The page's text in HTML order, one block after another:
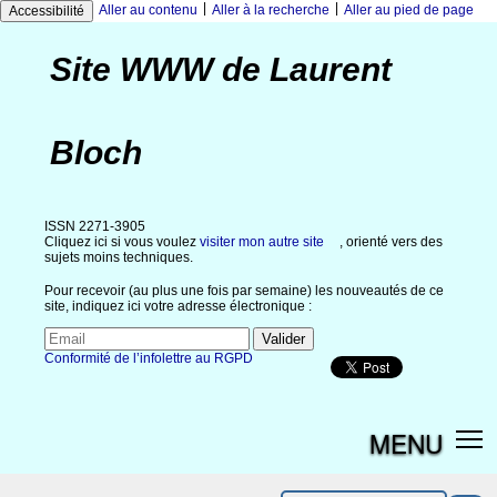
Accessibilité Aller au contenu Aller à la recherche Aller au pied de page
Site WWW de Laurent
Bloch
ISSN 2271-3905
Cliquez ici si vous voulez visiter mon autre site
, orienté vers des
sujets moins techniques.
Pour recevoir (au plus une fois par semaine) les nouveautés de ce
site, indiquez ici votre adresse électronique :
Conformité de l’infolettre au RGPD
MENU